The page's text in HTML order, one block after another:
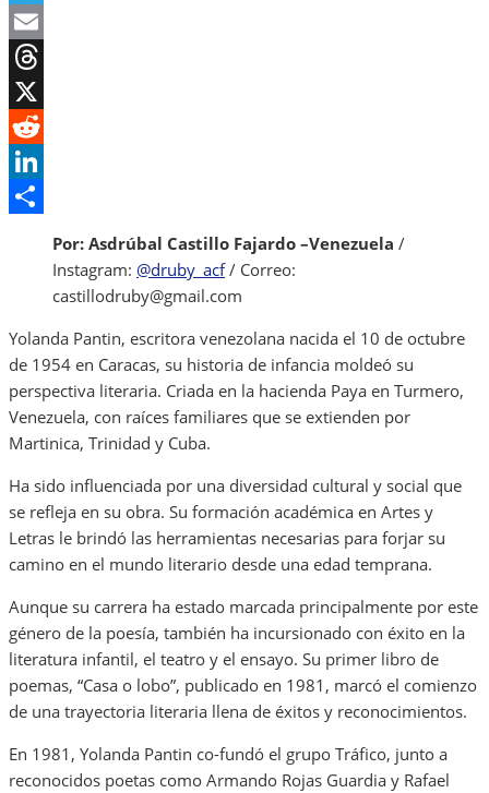
Telegram
Email
Threads
X
Reddit
LinkedIn
Por: Asdrúbal Castillo Fajardo –Venezuela /
Instagram: @druby_acf/ Correo:
castillodruby@gmail.com
Yolanda Pantin, escritora venezolana nacida el 10 de octubre
de 1954 en Caracas, su historia de infancia moldeó su
perspectiva literaria. Criada en la hacienda Paya en Turmero,
Venezuela, con raíces familiares que se extienden por
Martinica, Trinidad y Cuba.
Ha sido influenciada por una diversidad cultural y social que
se refleja en su obra. Su formación académica en Artes y
Letras le brindó las herramientas necesarias para forjar su
camino en el mundo literario desde una edad temprana.
Aunque su carrera ha estado marcada principalmente por este
género de la poesía, también ha incursionado con éxito en la
literatura infantil, el teatro y el ensayo. Su primer libro de
poemas, “Casa o lobo”, publicado en 1981, marcó el comienzo
de una trayectoria literaria llena de éxitos y reconocimientos.
En 1981, Yolanda Pantin co-fundó el grupo Tráfico, junto a
reconocidos poetas como Armando Rojas Guardia y Rafael